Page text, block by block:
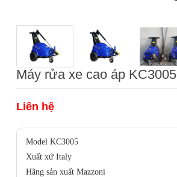
Máy rửa xe cao áp KC3005
Liên hệ
Model KC3005
Xuất xứ Italy
Hãng sản xuất Mazzoni